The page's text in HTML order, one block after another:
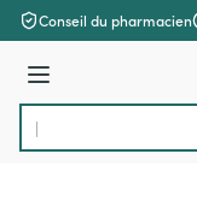
Aller au contenu
Conseil du pharmacien
Menu
Rechercher